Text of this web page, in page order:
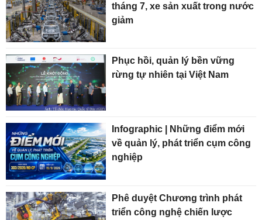
tháng 7, xe sản xuất trong nước
giảm
Phục hồi, quản lý bền vững
rừng tự nhiên tại Việt Nam
Infographic | Những điểm mới
về quản lý, phát triển cụm công
nghiệp
Phê duyệt Chương trình phát
triển công nghệ chiến lược